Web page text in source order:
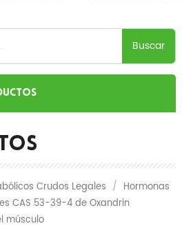
Buscar
Crudos Legales / Hormonas
CAS 53-39-4 de Oxandrin
músculo